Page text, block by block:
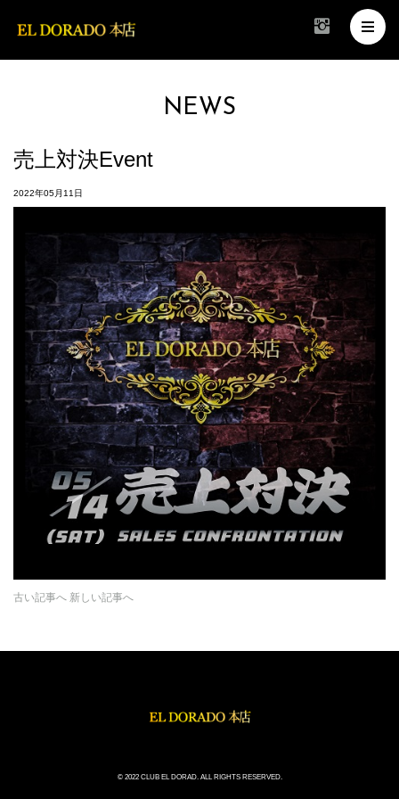
NEWS
売上対決Event
2022年05月11日
古い記事へ 新しい記事へ
© 2022 CLUB EL DORAD. ALL RIGHTS RESERVED.